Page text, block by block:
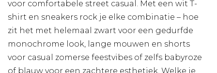
voor comfortabele street casual. Met een wit T-
shirt en sneakers rock je elke combinatie – hoe
zit het met helemaal zwart voor een gedurfde
monochrome look, lange mouwen en shorts
voor casual zomerse feestvibes of zelfs babyroze
of blauw voor een zachtere esthetiek. Welke je